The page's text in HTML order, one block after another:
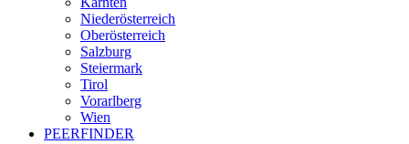
Niederösterreich
Oberösterreich
Salzburg
Steiermark
Tirol
Vorarlberg
Wien
PEERFINDER